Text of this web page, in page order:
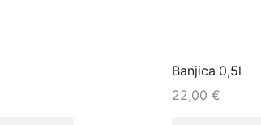
Banjica 0,5l
22,00€